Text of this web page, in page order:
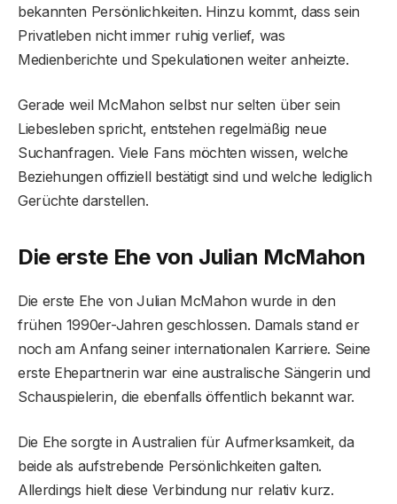
bekannten Persönlichkeiten. Hinzu kommt, dass sein
Privatleben nicht immer ruhig verlief, was
Medienberichte und Spekulationen weiter anheizte.
Gerade weil McMahon selbst nur selten über sein
Liebesleben spricht, entstehen regelmäßig neue
Suchanfragen. Viele Fans möchten wissen, welche
Beziehungen offiziell bestätigt sind und welche lediglich
Gerüchte darstellen.
Die erste Ehe von Julian McMahon
Die erste Ehe von Julian McMahon wurde in den
frühen 1990er-Jahren geschlossen. Damals stand er
noch am Anfang seiner internationalen Karriere. Seine
erste Ehepartnerin war eine australische Sängerin und
Schauspielerin, die ebenfalls öffentlich bekannt war.
Die Ehe sorgte in Australien für Aufmerksamkeit, da
beide als aufstrebende Persönlichkeiten galten.
Allerdings hielt diese Verbindung nur relativ kurz.